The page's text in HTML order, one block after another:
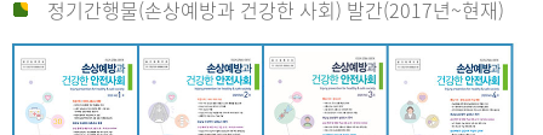
정기간행물(손상예방과 건강한 사회) 발간(2017년~현재)